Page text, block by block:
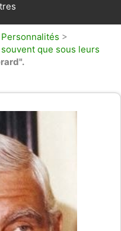
Personnalités >
que sous leurs